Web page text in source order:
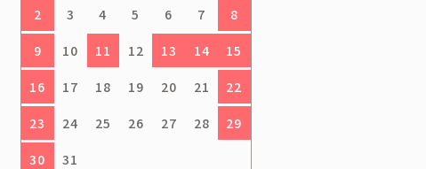
2 3 4 5 6 7 8
9 10 11 12 13 14 15
16 17 18 19 20 21 22
23 24 25 26 27 28 29
30 31